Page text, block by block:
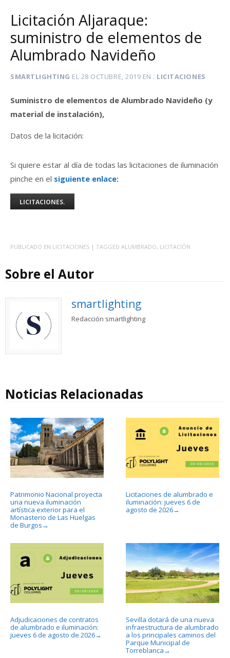
Licitación Aljaraque:
suministro de elementos de
Alumbrado Navideño
SMARTLIGHTING EL 28 OCTUBRE, 2019 EN LICITACIONES
Suministro de elementos de Alumbrado Navideño (y
material de instalación),
Datos de la licitación:
Si quiere estar al día de todas las licitaciones de iluminación
pinche en el siguiente enlace:
LICITACIONES.
PUBLICADO EN LICITACIONES | TAGGED ALUMBRADO, LICITACIÓN
Sobre el Autor
smartlighting
Redacción smartlighting
Noticias Relacionadas
Patrimonio Nacional proyecta
una nueva iluminación
artística exterior para el
Monasterio de Las Huelgas
de Burgos →
Licitaciones de alumbrado e
iluminación: jueves 6 de
agosto de 2026→
Adjudicaciones de contratos
de alumbrado e iluminación:
jueves 6 de agosto de 2026→
Sevilla dotará de una nueva
infraestructura de alumbrado
a los principales caminos del
Parque Municipal de
Torreblanca →